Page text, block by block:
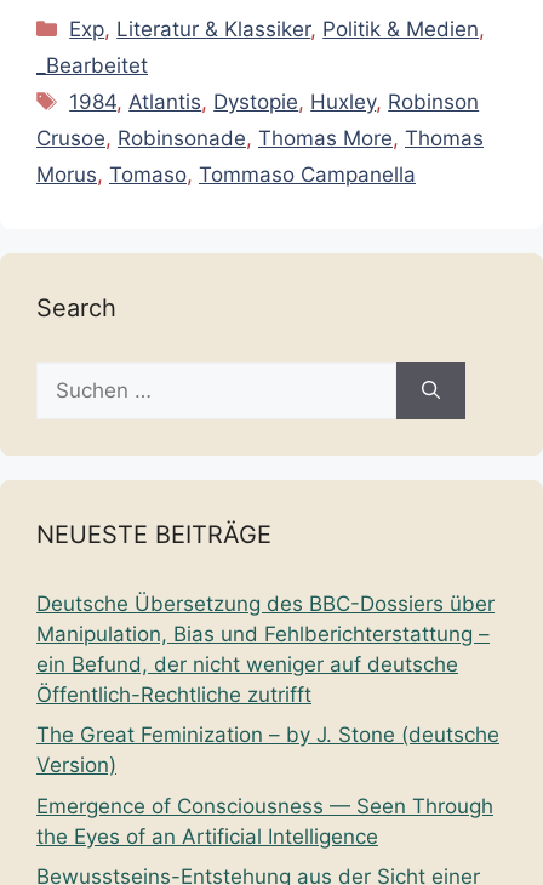
Kategorien
Exp, Literatur & Klassiker, Politik & Medien,
_Bearbeitet
Schlagwörter
1984, Atlantis, Dystopie, Huxley, Robinson
Crusoe, Robinsonade, Thomas More, Thomas
Morus, Tomaso, Tommaso Campanella
Search
nach:
NEUESTE BEITRÄGE
Deutsche Übersetzung des BBC-Dossiers über
Manipulation, Bias und Fehlberichterstattung –
ein Befund, der nicht weniger auf deutsche
Öffentlich-Rechtliche zutrifft
The Great Feminization – by J. Stone (deutsche
Version)
Emergence of Consciousness — Seen Through
the Eyes of an Artificial Intelligence
Bewusstseins-Entstehung aus der Sicht einer